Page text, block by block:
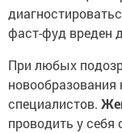
фаст-фуд вреден
При любых
новообразования
специалистов.
проводить у